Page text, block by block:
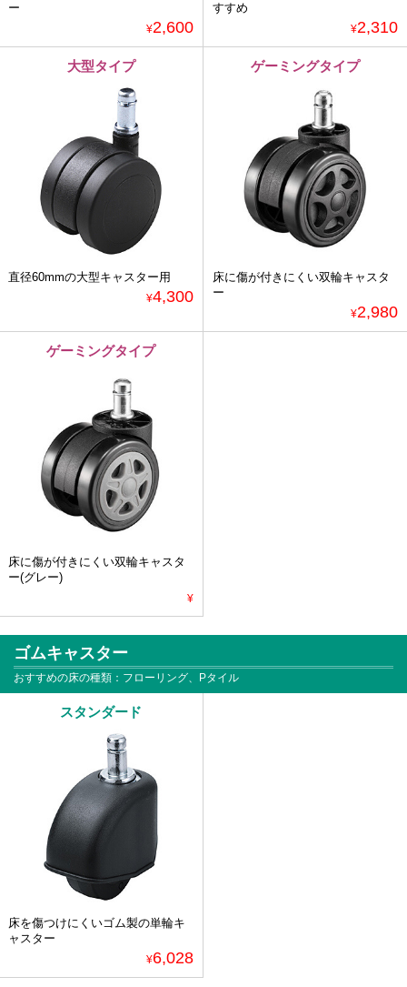
ー
¥2,600
すすめ
¥2,310
大型タイプ
直径60mmの大型キャスター用
¥4,300
ゲーミングタイプ
床に傷が付きにくい双輪キャスタ
ー
¥2,980
ゲーミングタイプ
床に傷が付きにくい双輪キャスタ
ー(グレー)
¥
ゴムキャスター
おすすめの床の種類：フローリング、Pタイル
スタンダード
床を傷つけにくいゴム製の単輪キ
ャスター
¥6,028